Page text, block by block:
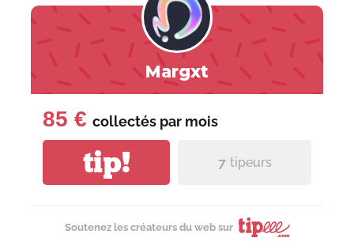
Margxt
85 € collectés par mois
tip! 7 tipeurs
Soutenez les créateurs du web sur